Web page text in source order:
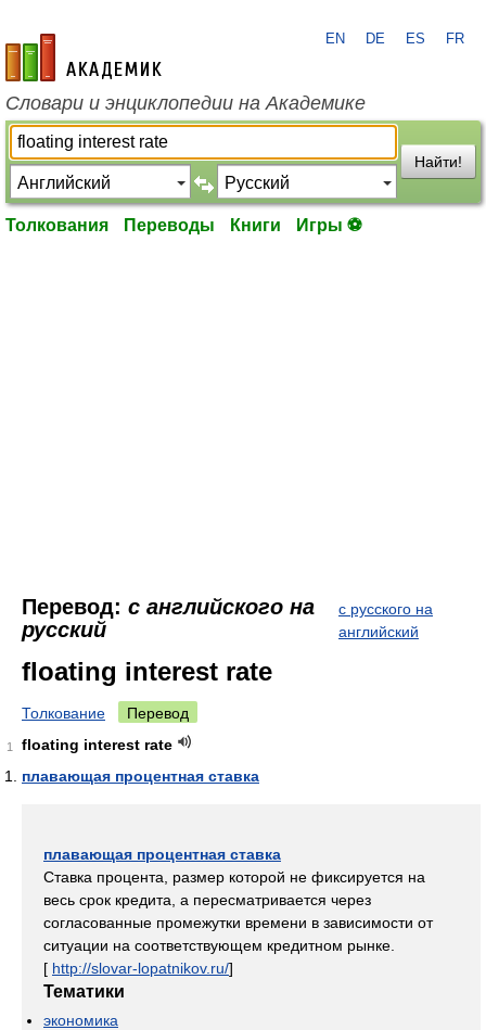
academic.ru
EN DE ES FR
Словари и энциклопедии на Академике
Найти!
Толкования Переводы Книги Игры ⚽
Перевод: с английского на
русский
с русского на
английский
floating interest rate
Толкование Перевод
1
floating interest rate
плавающая процентная ставка
плавающая процентная ставка
Ставка процента, размер которой не фиксируется на
весь срок кредита, а пересматривается через
согласованные промежутки времени в зависимости от
ситуации на соответствующем кредитном рынке.
[ http://slovar-lopatnikov.ru/]
Тематики
экономика